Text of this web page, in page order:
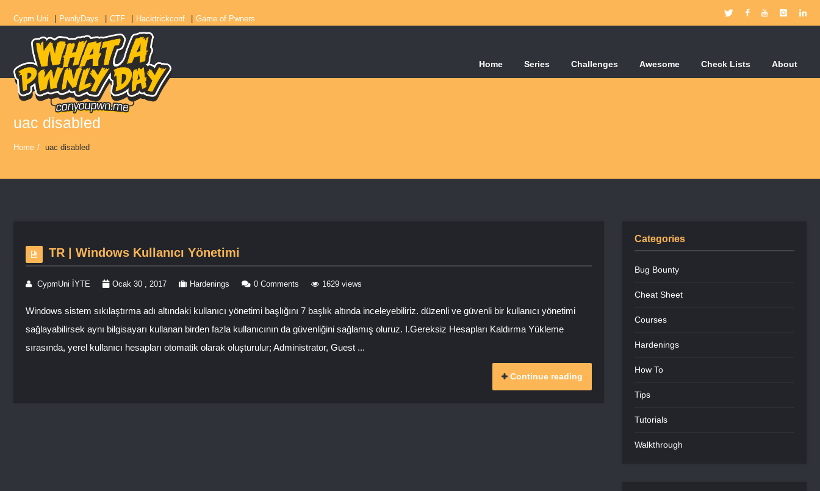
Cypm Uni PwnlyDays CTF Hacktrickconf Game of Pwners
Home Series Challenges Awesome Check Lists About
uac disabled
Home / uac disabled
TR | Windows Kullanıcı Yönetimi
CypmUni İYTE Ocak 30 , 2017 Hardenings 0 Comments 1629 views
Windows sistem sıkılaştırma adı altındaki kullanıcı yönetimi başlığını 7 başlık altında inceleyebiliriz. düzenli ve güvenli bir kullanıcı yönetimi
sağlayabilirsek aynı bilgisayarı kullanan birden fazla kullanıcının da güvenliğini sağlamış oluruz. I.Gereksiz Hesapları Kaldırma Yükleme
sırasında, yerel kullanıcı hesapları otomatik olarak oluşturulur; Administrator, Guest ...
Continue reading
Categories
Bug Bounty
Cheat Sheet
Courses
Hardenings
How To
Tips
Tutorials
Walkthrough